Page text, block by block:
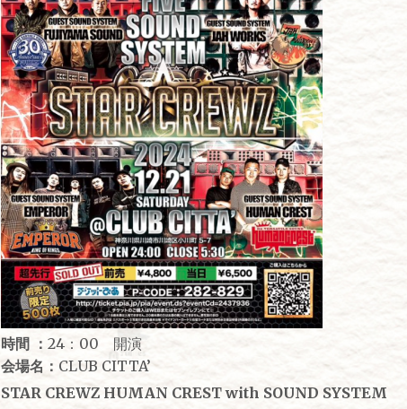
時間 ：24：00 開演
会場名： CLUB CITTA’
STAR CREWZ HUMAN CREST with SOUND SYSTEM